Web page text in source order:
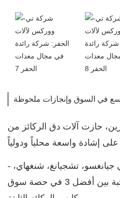
في السوق وإنجازات ملحوظة
حازت آلات دق الركائز من
- السوق المحلي: يغطي جيانغسو، تشجيانغ، شنغهاي،
قوانغدونغ، إلخ، ويحتل مرتبة بين أفضل 3 في حصة سوق